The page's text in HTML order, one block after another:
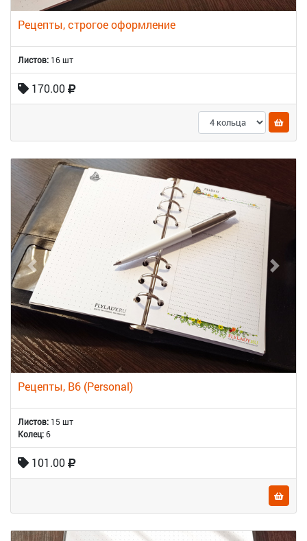
Рецепты, строгое оформление
Листов: 16 шт
170.00
Рецепты, B6 (Personal)
Листов: 15 шт
Колец:6
101.00